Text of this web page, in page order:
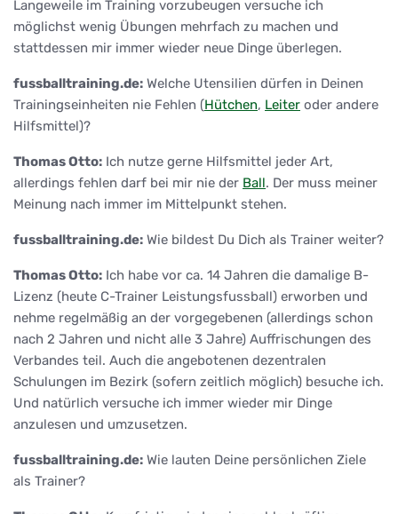
Langeweile im Training vorzubeugen versuche ich
möglichst wenig Übungen mehrfach zu machen und
stattdessen mir immer wieder neue Dinge überlegen.
fussballtraining.de: Welche Utensilien dürfen in Deinen
Trainingseinheiten nie Fehlen (Hütchen, Leiter oder andere
Hilfsmittel)?
Thomas Otto: Ich nutze gerne Hilfsmittel jeder Art,
allerdings fehlen darf bei mir nie der Ball. Der muss meiner
Meinung nach immer im Mittelpunkt stehen.
fussballtraining.de: Wie bildest Du Dich als Trainer weiter?
Thomas Otto: Ich habe vor ca. 14 Jahren die damalige B-
Lizenz (heute C-Trainer Leistungsfussball) erworben und
nehme regelmäßig an der vorgegebenen (allerdings schon
nach 2 Jahren und nicht alle 3 Jahre) Auffrischungen des
Verbandes teil. Auch die angebotenen dezentralen
Schulungen im Bezirk (sofern zeitlich möglich) besuche ich.
Und natürlich versuche ich immer wieder mir Dinge
anzulesen und umzusetzen.
fussballtraining.de: Wie lauten Deine persönlichen Ziele
als Trainer?